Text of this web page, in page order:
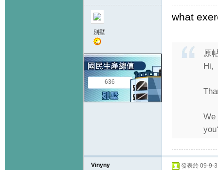
別墅
636
what
原
Hi,
We
Vinyny 發表於 09-9-